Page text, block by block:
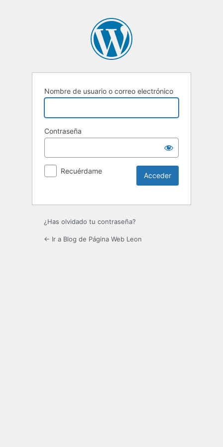
Nombre de usuario o correo electrónico
Contraseña
Recuérdame
¿Has olvidado tu contraseña?
← Ir a Blog de Página Web Leon